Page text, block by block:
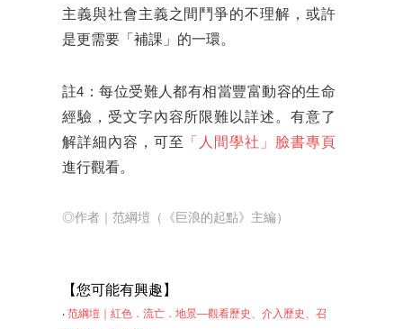
主義與社會主義之間鬥爭的不理解，或許
是更需要「補課」的一環。
註4：每位受難人都有相當豐富動容的生命
經驗，受文字內容所限難以詳述。有意了
解詳細內容，可至 「人間學社」臉書專頁
進行觀看。
◎作者｜范綱塏（《巨浪的起點》主編）
【您可能有興趣】
‧ 范綱塏｜紅色．流亡．地景──觀看歷史、介入歷史、召